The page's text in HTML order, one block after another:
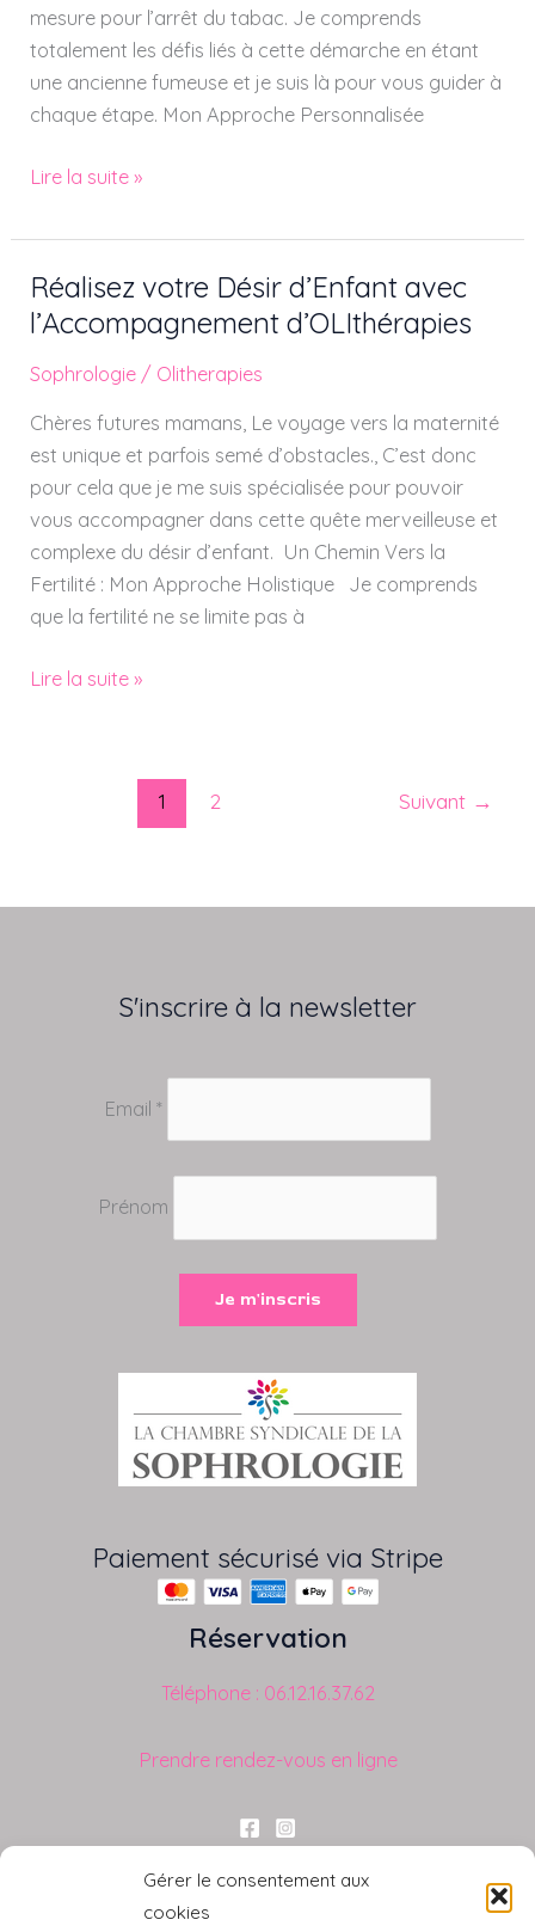
Gérer le consentement aux
cookies
mesure pour l’arrêt du tabac. Je comprends
totalement les défis liés à cette démarche en étant
une ancienne fumeuse et je suis là pour vous guider à
chaque étape. Mon Approche Personnalisée
OLIthérapies
Lire la suite »
Réalisez votre Désir d’Enfant avec
l’Accompagnement d’OLIthérapies
Sophrologie / Olitherapies
Chères futures mamans, Le voyage vers la maternité
est unique et parfois semé d’obstacles., C’est donc
pour cela que je me suis spécialisée pour pouvoir
vous accompagner dans cette quête merveilleuse et
complexe du désir d’enfant. Un Chemin Vers la
Fertilité : Mon Approche Holistique Je comprends
que la fertilité ne se limite pas à
Réalisez
votre
d’Enfant
avec
l’Accompagnement
d’OLIthérapies
Lire la suite »
1 2 Suivant →
S'inscrire à la newsletter
Email *
Prénom
Paiement sécurisé via Stripe
Réservation
Téléphone : 06.12.16.37.62
Prendre rendez-vous en ligne
Liens utiles